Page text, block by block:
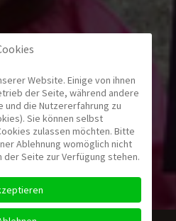
Website. Einige von ihnen
der Seite, während andere
und die Nutzererfahrung zu
Sie können selbst
zulassen möchten. Bitte
Ablehnung womöglich nicht
Seite zur Verfügung stehen.